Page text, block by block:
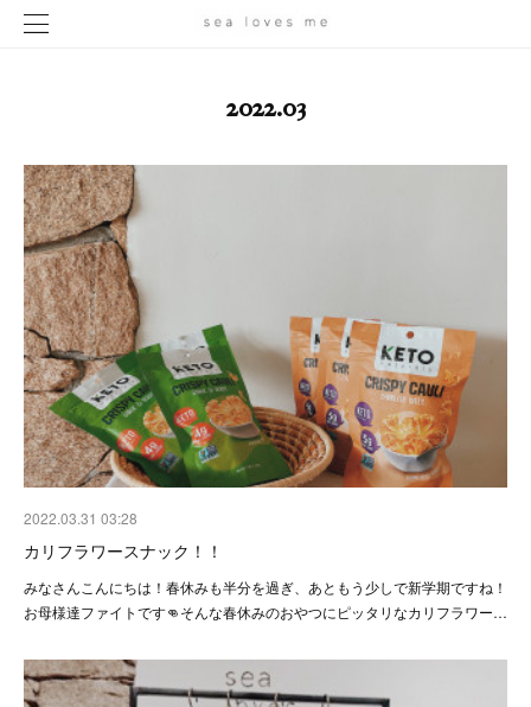
2022.03
2022.03.31 03:28
カリフラワースナック！！
みなさんこんにちは！春休みも半分を過ぎ、あともう少しで新学期ですね！
お母様達ファイトです👊そんな春休みのおやつにピッタリなカリフラワー…